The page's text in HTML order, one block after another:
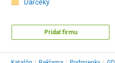
Darčeky
Pridať firmu